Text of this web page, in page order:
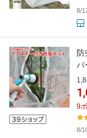
8/
防
バ
ュ
ト
オ
9
8/